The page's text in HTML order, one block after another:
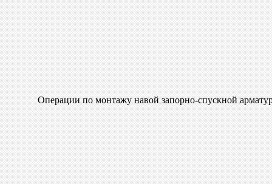
Операции по монтажу навой запорно-спускной